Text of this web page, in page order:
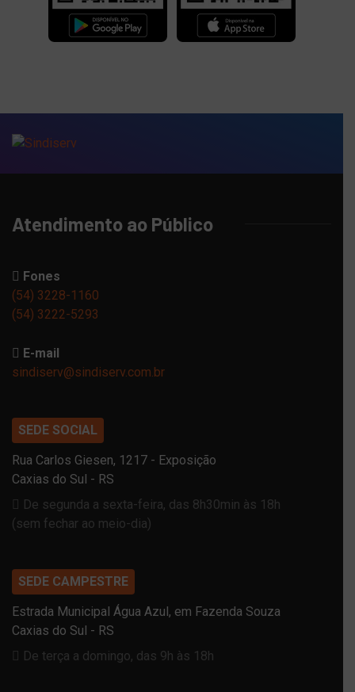
Atendimento ao Público
Fones
(54) 3228-1160
(54) 3222-5293
E-mail
sindiserv@sindiserv.com.br
SEDE SOCIAL
Rua Carlos Giesen, 1217 - Exposição
Caxias do Sul - RS
De segunda a sexta-feira, das 8h30min às 18h
(sem fechar ao meio-dia)
SEDE CAMPESTRE
Estrada Municipal Água Azul, em Fazenda Souza
Caxias do Sul - RS
De terça a domingo, das 9h às 18h